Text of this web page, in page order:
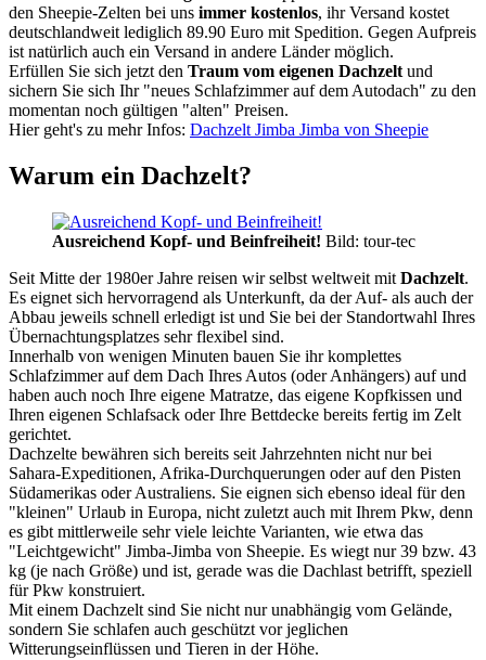
den Sheepie-Zelten bei uns immer kostenlos, ihr Versand kostet
deutschlandweit lediglich 89.90 Euro mit Spedition. Gegen Aufpreis
ist natürlich auch ein Versand in andere Länder möglich.
Erfüllen Sie sich jetzt den Traum vom eigenen Dachzelt und
sichern Sie sich Ihr "neues Schlafzimmer auf dem Autodach" zu den
momentan noch gültigen "alten" Preisen.
Hier geht's zu mehr Infos: Dachzelt Jimba Jimba von Sheepie
Warum ein Dachzelt?
Ausreichend Kopf- und Beinfreiheit! Bild: tour-tec
Seit Mitte der 1980er Jahre reisen wir selbst weltweit mit Dachzelt.
Es eignet sich hervorragend als Unterkunft, da der Auf- als auch der
Abbau jeweils schnell erledigt ist und Sie bei der Standortwahl Ihres
Übernachtungsplatzes sehr flexibel sind.
Innerhalb von wenigen Minuten bauen Sie ihr komplettes
Schlafzimmer auf dem Dach Ihres Autos (oder Anhängers) auf und
haben auch noch Ihre eigene Matratze, das eigene Kopfkissen und
Ihren eigenen Schlafsack oder Ihre Bettdecke bereits fertig im Zelt
gerichtet.
Dachzelte bewähren sich bereits seit Jahrzehnten nicht nur bei
Sahara-Expeditionen, Afrika-Durchquerungen oder auf den Pisten
Südamerikas oder Australiens. Sie eignen sich ebenso ideal für den
"kleinen" Urlaub in Europa, nicht zuletzt auch mit Ihrem Pkw, denn
es gibt mittlerweile sehr viele leichte Varianten, wie etwa das
"Leichtgewicht" Jimba-Jimba von Sheepie. Es wiegt nur 39 bzw. 43
kg (je nach Größe) und ist, gerade was die Dachlast betrifft, speziell
für Pkw konstruiert.
Mit einem Dachzelt sind Sie nicht nur unabhängig vom Gelände,
sondern Sie schlafen auch geschützt vor jeglichen
Witterungseinflüssen und Tieren in der Höhe.